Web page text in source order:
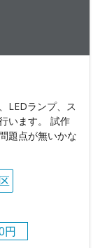
LEDランプ、ス
います。 試作
題点が無いかな
円